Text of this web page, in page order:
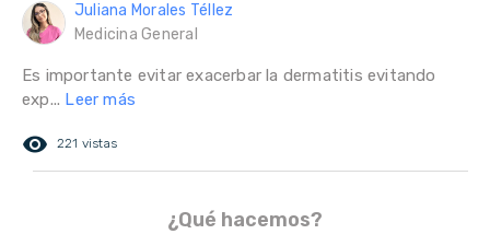
Juliana Morales Téllez
Medicina General
Es importante evitar exacerbar la dermatitis evitando
exp... Leer más
remove_red_eye 221 vistas
¿Qué hacemos?